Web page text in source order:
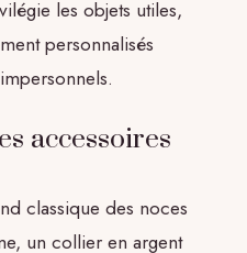
les objets utiles,
personnalisés
accessoires
classique des noces
un collier en argent